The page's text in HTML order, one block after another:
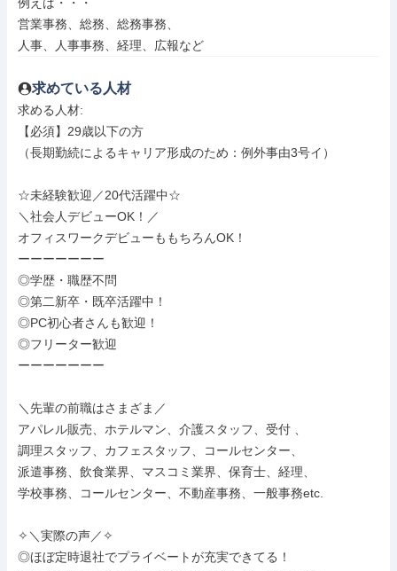
営業事務、総務、総務事務、
人事、人事事務、経理、広報など
求めている人材
求める人材:
【必須】29歳以下の方
（長期勤続によるキャリア形成のため：例外事由3号イ）
☆未経験歓迎／20代活躍中☆
＼社会人デビューOK！／
オフィスワークデビューももちろんOK！
ーーーーーーー
◎学歴・職歴不問
◎第二新卒・既卒活躍中！
◎PC初心者さんも歓迎！
◎フリーター歓迎
ーーーーーーー
＼先輩の前職はさまざま／
アパレル販売、ホテルマン、介護スタッフ、受付 、
調理スタッフ、カフェスタッフ、コールセンター、
派遣事務、飲食業界、マスコミ業界、保育士、経理、
学校事務、コールセンター、不動産事務、一般事務etc.
✧＼実際の声／✧
◎ほぼ定時退社でプライベートが充実できてる！